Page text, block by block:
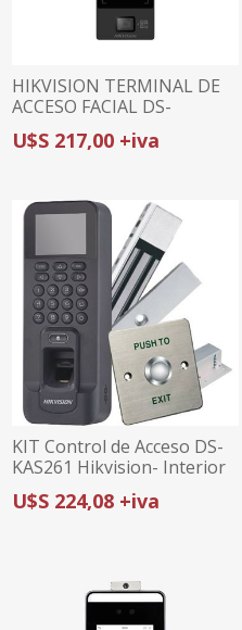
HIKVISION TERMINAL DE
ACCESO FACIAL DS-
K1T323MBWX-QRE1 |
LECTOR QR | ROSTRO Y
U$S 217,00 +iva
KIT Control de Acceso DS-
KAS261 Hikvision- Interior
U$S 224,08 +iva